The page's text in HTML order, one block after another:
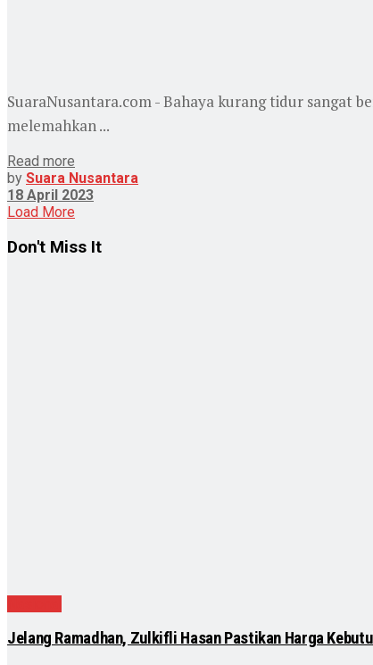
SuaraNusantara.com - Bahaya kurang tidur sangat
melemahkan ...
Read more
by Suara Nusantara
18 April 2023
Load More
Don't Miss It
Jelang Ramadhan, Zulkifli Hasan Pastikan Harga